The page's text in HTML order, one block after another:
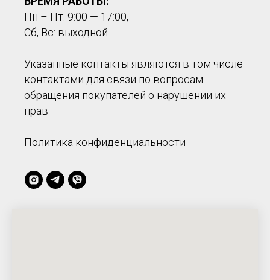
Пн – Пт: 9:00 — 17:00,
Сб, Вс: выходной
Указанные контакты являются в том числе
контактами для связи по вопросам
обращения покупателей о нарушении их
прав
Политика конфиденциальности